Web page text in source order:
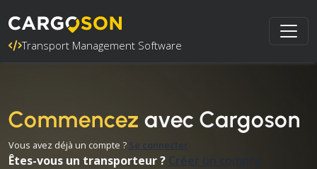
Transport Management Software
Commencez avec Cargoson
Vous avez déjà un compte ? Se connecter
Êtes-vous un transporteur ? Créer un compte